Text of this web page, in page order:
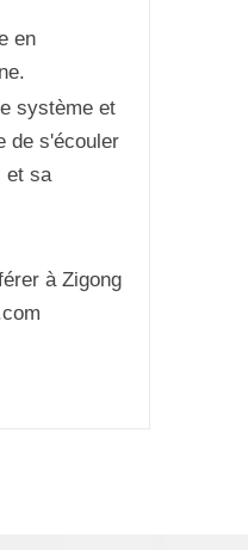
en
système et
de s'écouler
et sa
à Zigong